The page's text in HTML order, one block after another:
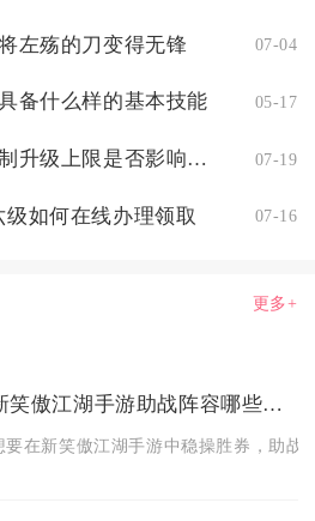
左殇的刀变得无锋 07-04
备什么样的基本技能 05-17
二战风云2军队编制升级上限是否影响战斗力 07-19
如何在线办理领取 07-16
更多+
新笑傲江湖手游助战阵容哪些最强
要在新笑傲江湖手游中稳操胜券，助战